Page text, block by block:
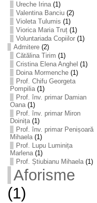
Ureche Irina(1)
Valentina Banciu(2)
Violeta Tulumis (1)
Viorica Maria Truț(1)
Voluntariada Copiilor(1)
Admitere(2)
Cătălina Tirim (1)
Cristina Elena Anghel (1)
Doina Mormenche(1)
Prof. Chifu Georgeta
Pompilia(1)
Prof. înv. primar Damian
Oana(1)
Prof. înv. primar Miron
Doinița(1)
Prof. înv. primar Penișoară
Mihaela(1)
Prof. Lupu Luminița
Marlena(1)
Prof. Știubianu Mihaela(1)
Aforisme
(1)